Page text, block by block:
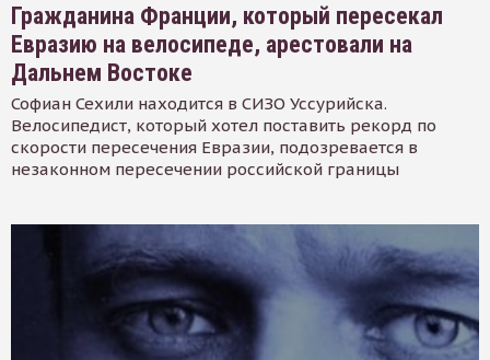
Гражданина Франции, который пересекал
Евразию на велосипеде, арестовали на
Дальнем Востоке
Софиан Сехили находится в СИЗО Уссурийска.
Велосипедист, который хотел поставить рекорд по
скорости пересечения Евразии, подозревается в
незаконном пересечении российской границы